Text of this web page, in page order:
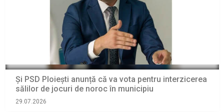
Și PSD Ploiești anunță că va vota pentru interzicerea
sălilor de jocuri de noroc în municipiu
29.07.2026